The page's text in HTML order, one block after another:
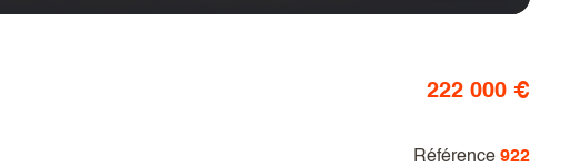
222 000 €
Référence 922